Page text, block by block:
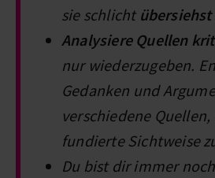
sie schlicht
Analysiere Quellen
nur wiederzugeben.
Gedanken und
verschiedene
fundierte Sichtweise
Du bist dir immer